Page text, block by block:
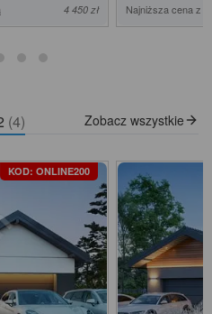
4 450 zł
Najniższa cena z
(4) Zobacz wszystkie
KOD: ONLINE200